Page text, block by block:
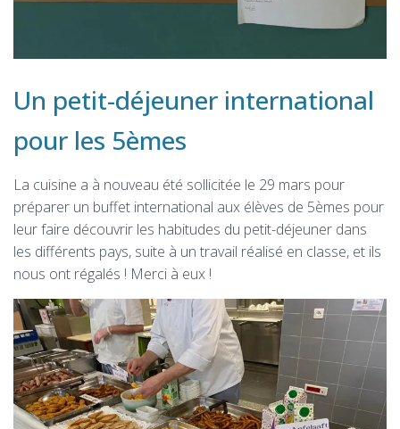
Un petit-déjeuner international
pour les 5èmes
La cuisine a à nouveau été sollicitée le 29 mars pour
préparer un buffet international aux élèves de 5èmes pour
leur faire découvrir les habitudes du petit-déjeuner dans
les différents pays, suite à un travail réalisé en classe, et ils
nous ont régalés ! Merci à eux !